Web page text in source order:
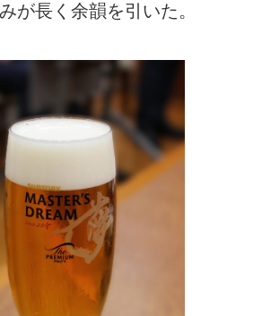
が長く余韻を引いた。